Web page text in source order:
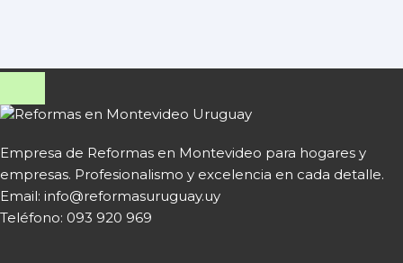
Empresa de Reformas en Montevideo para hogares y
empresas. Profesionalismo y excelencia en cada detalle.
Email: info@reformasuruguay.uy
Teléfono: 093 920 969